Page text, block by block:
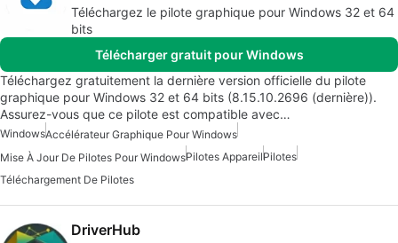
Téléchargez le pilote graphique pour Windows 32 et 64
bits
Télécharger gratuit pour Windows
Téléchargez gratuitement la dernière version officielle du pilote
graphique pour Windows 32 et 64 bits (8.15.10.2696 (dernière)).
Assurez-vous que ce pilote est compatible avec…
WindowsAccélérateur Graphique Pour Windows
Mise À Jour De Pilotes Pour WindowsPilotes AppareilPilotes
Téléchargement De Pilotes
DriverHub